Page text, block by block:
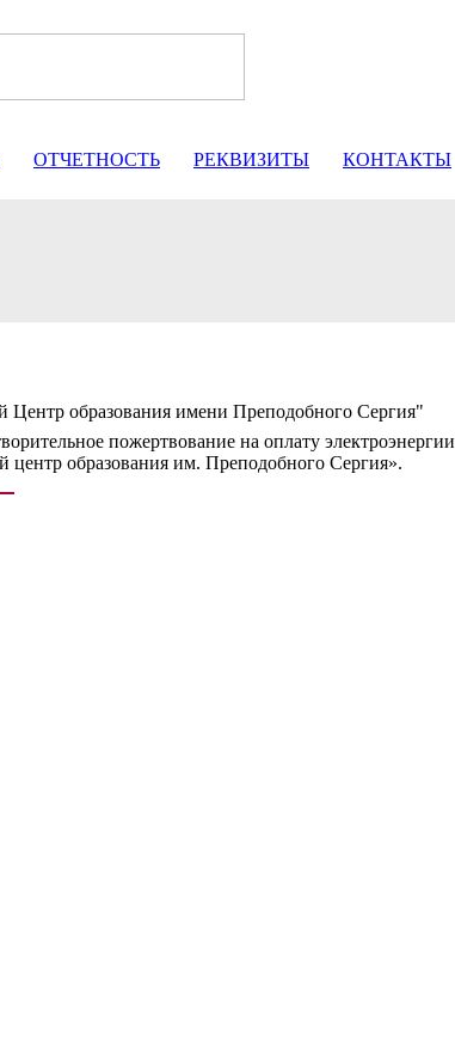
ОТЧЕТНОСТЬ РЕКВИЗИТЫ КОНТАКТЫ
образования имени Преподобного Сергия"
пожертвование на оплату электроэнергии
образования им. Преподобного Сергия».